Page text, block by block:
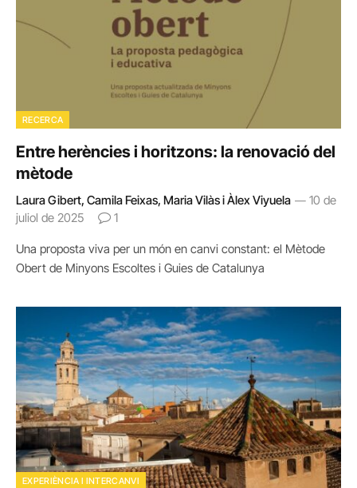
RECERCA
Entre herències i horitzons: la renovació del
mètode
Laura Gibert, Camila Feixas, Maria Vilàs i Àlex Viyuela
10 de
juliol de 2025
1
Una proposta viva per un món en canvi constant: el Mètode
Obert de Minyons Escoltes i Guies de Catalunya
EXPERIÈNCIA I INTERCANVI